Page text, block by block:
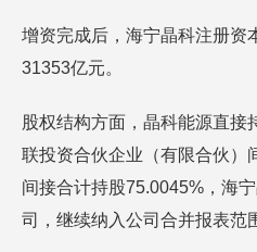
增资完成后，海宁晶科注册资
31353亿元。
股权结构方面，晶科能源直接
联投资合伙企业（有限合伙）
间接合计持股75.0045%，海
司，继续纳入公司合并报表范